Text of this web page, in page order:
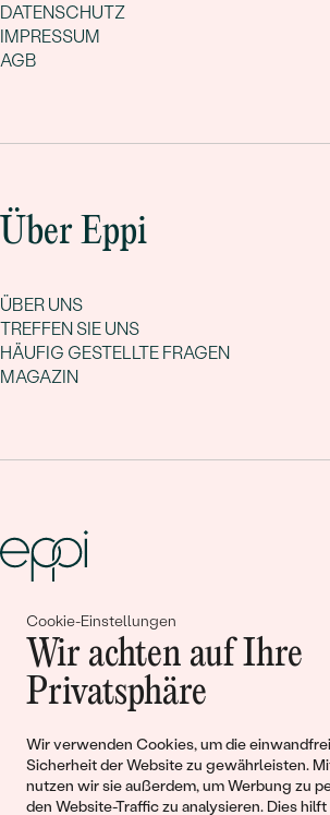
Cookie-Einstellungen
Wir achten auf Ihre
Privatsphäre
Wir verwenden Cookies, um die
Sicherheit der Website zu gewährleisten.
nutzen wir sie außerdem, um Werbung zu
den Website-Traffic zu analysieren. Dies
DATENSCHUTZ
IMPRESSUM
AGB
Über Eppi
ÜBER UNS
TREFFEN SIE UNS
HÄUFIG GESTELLTE FRAGEN
MAGAZIN
Gemeinsam erschaffen
Geschichten von
Liebe
Begleiten Sie uns!